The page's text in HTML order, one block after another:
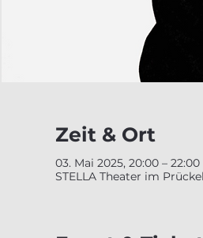
Zeit & Ort
03. Mai 2025, 20:00 – 22:00
STELLA Theater im